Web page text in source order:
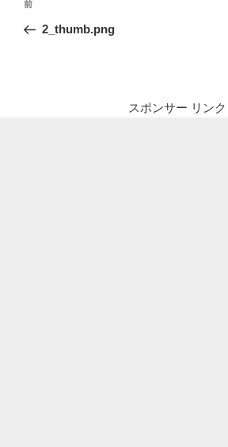
ナ
前
の
前
2_thumb.png
スポンサー リンク